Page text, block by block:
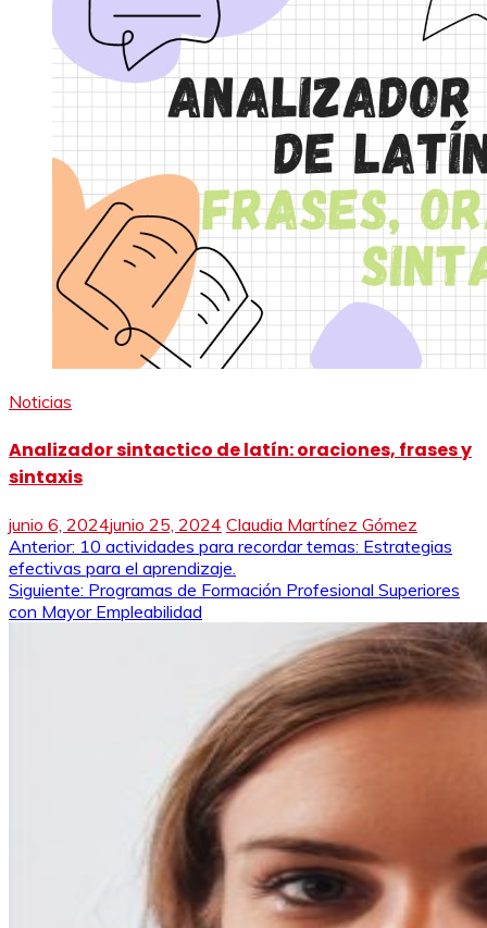
Noticias
Analizador sintactico de latín: oraciones, frases y
sintaxis
junio 6, 2024junio 25, 2024 Claudia Martínez Gómez
Navegación
de
entradas
Anterior: 10 actividades para recordar temas: Estrategias
efectivas para el aprendizaje.
Siguiente: Programas de Formación Profesional Superiores
con Mayor Empleabilidad